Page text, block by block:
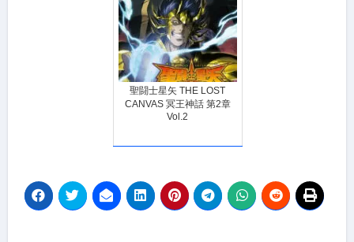
聖闘士星矢 THE LOST
CANVAS 冥王神話 第2章
Vol.2